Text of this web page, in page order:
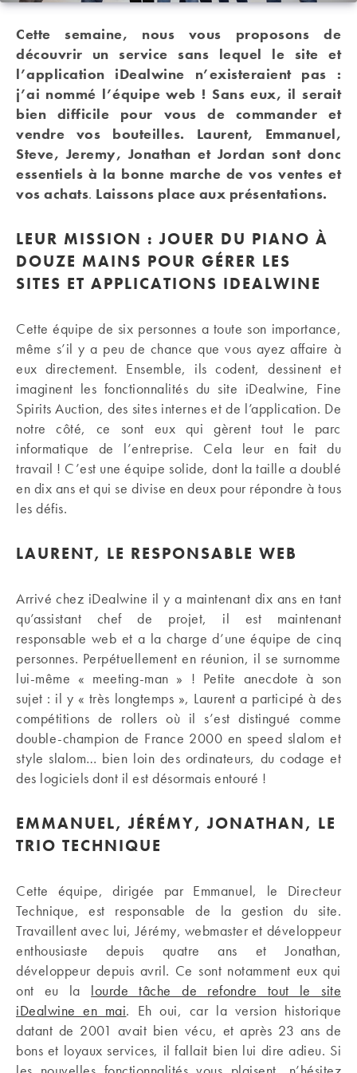
Cette semaine, nous vous proposons de
découvrir un service sans lequel le site et
l’application iDealwine n’existeraient pas :
j’ai nommé l’équipe web ! Sans eux, il serait
bien difficile pour vous de commander et
vendre vos bouteilles. Laurent, Emmanuel,
Steve, Jeremy, Jonathan et Jordan sont donc
essentiels à la bonne marche de vos ventes et
vos achats. Laissons place aux présentations.
LEUR MISSION : JOUER DU PIANO À
DOUZE MAINS POUR GÉRER LES
SITES ET APPLICATIONS IDEALWINE
Cette équipe de six personnes a toute son importance,
même s’il y a peu de chance que vous ayez affaire à
eux directement. Ensemble, ils codent, dessinent et
imaginent les fonctionnalités du site iDealwine, Fine
Spirits Auction, des sites internes et de l’application. De
notre côté, ce sont eux qui gèrent tout le parc
informatique de l’entreprise. Cela leur en fait du
travail ! C’est une équipe solide, dont la taille a doublé
en dix ans et qui se divise en deux pour répondre à tous
les défis.
LAURENT, LE RESPONSABLE WEB
Arrivé chez iDealwine il y a maintenant dix ans en tant
qu’assistant chef de projet, il est maintenant
responsable web et a la charge d’une équipe de cinq
personnes. Perpétuellement en réunion, il se surnomme
lui-même « meeting-man » ! Petite anecdote à son
sujet : il y « très longtemps », Laurent a participé à des
compétitions de rollers où il s’est distingué comme
double-champion de France 2000 en speed slalom et
style slalom… bien loin des ordinateurs, du codage et
des logiciels dont il est désormais entouré !
EMMANUEL, JÉRÉMY, JONATHAN, LE
TRIO TECHNIQUE
Cette équipe, dirigée par Emmanuel, le Directeur
Technique, est responsable de la gestion du site.
Travaillent avec lui, Jérémy, webmaster et développeur
enthousiaste depuis quatre ans et Jonathan,
développeur depuis avril. Ce sont notamment eux qui
ont eu la lourde tâche de refondre tout le site
iDealwine en mai. Eh oui, car la version historique
datant de 2001 avait bien vécu, et après 23 ans de
bons et loyaux services, il fallait bien lui dire adieu. Si